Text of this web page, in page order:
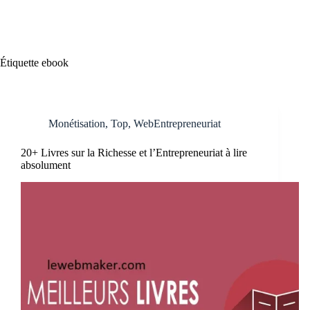
Étiquette ebook
Monétisation, Top, WebEntrepreneuriat
20+ Livres sur la Richesse et l’Entrepreneuriat à lire
absolument